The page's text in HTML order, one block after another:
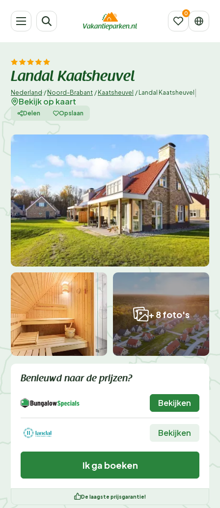
Landal Kaatsheuvel
Nederland / Noord-Brabant / Kaatsheuvel / Landal Kaatsheuvel
Bekijk op kaart
Delen Opslaan
+ 8 foto's
Benieuwd naar de prijzen?
Bekijken
Bekijken
Ik ga boeken
De laagste prijsgarantie!